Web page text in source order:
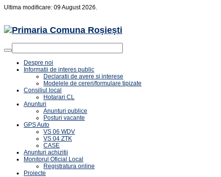
Ultima modificare: 09 August 2026.
Despre noi
Informatii de interes public
Declaratii de avere si interese
Modelele de cereri/formulare tipizate
Consiliul local
Hotarari CL
Anunturi
Anunturi publice
Posturi vacante
GPS Auto
VS 06 WDV
VS 04 ZTK
CASE
Anunturi achizitii
Monitorul Oficial Local
Registratura online
Proiecte